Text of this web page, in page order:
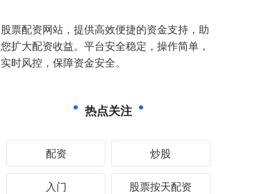
股票配资网站，提供高效便捷的资金支持，助
您扩大配资收益。平台安全稳定，操作简单，
实时风控，保障资金安全。
热点关注
配资 炒股
入门 股票按天配资